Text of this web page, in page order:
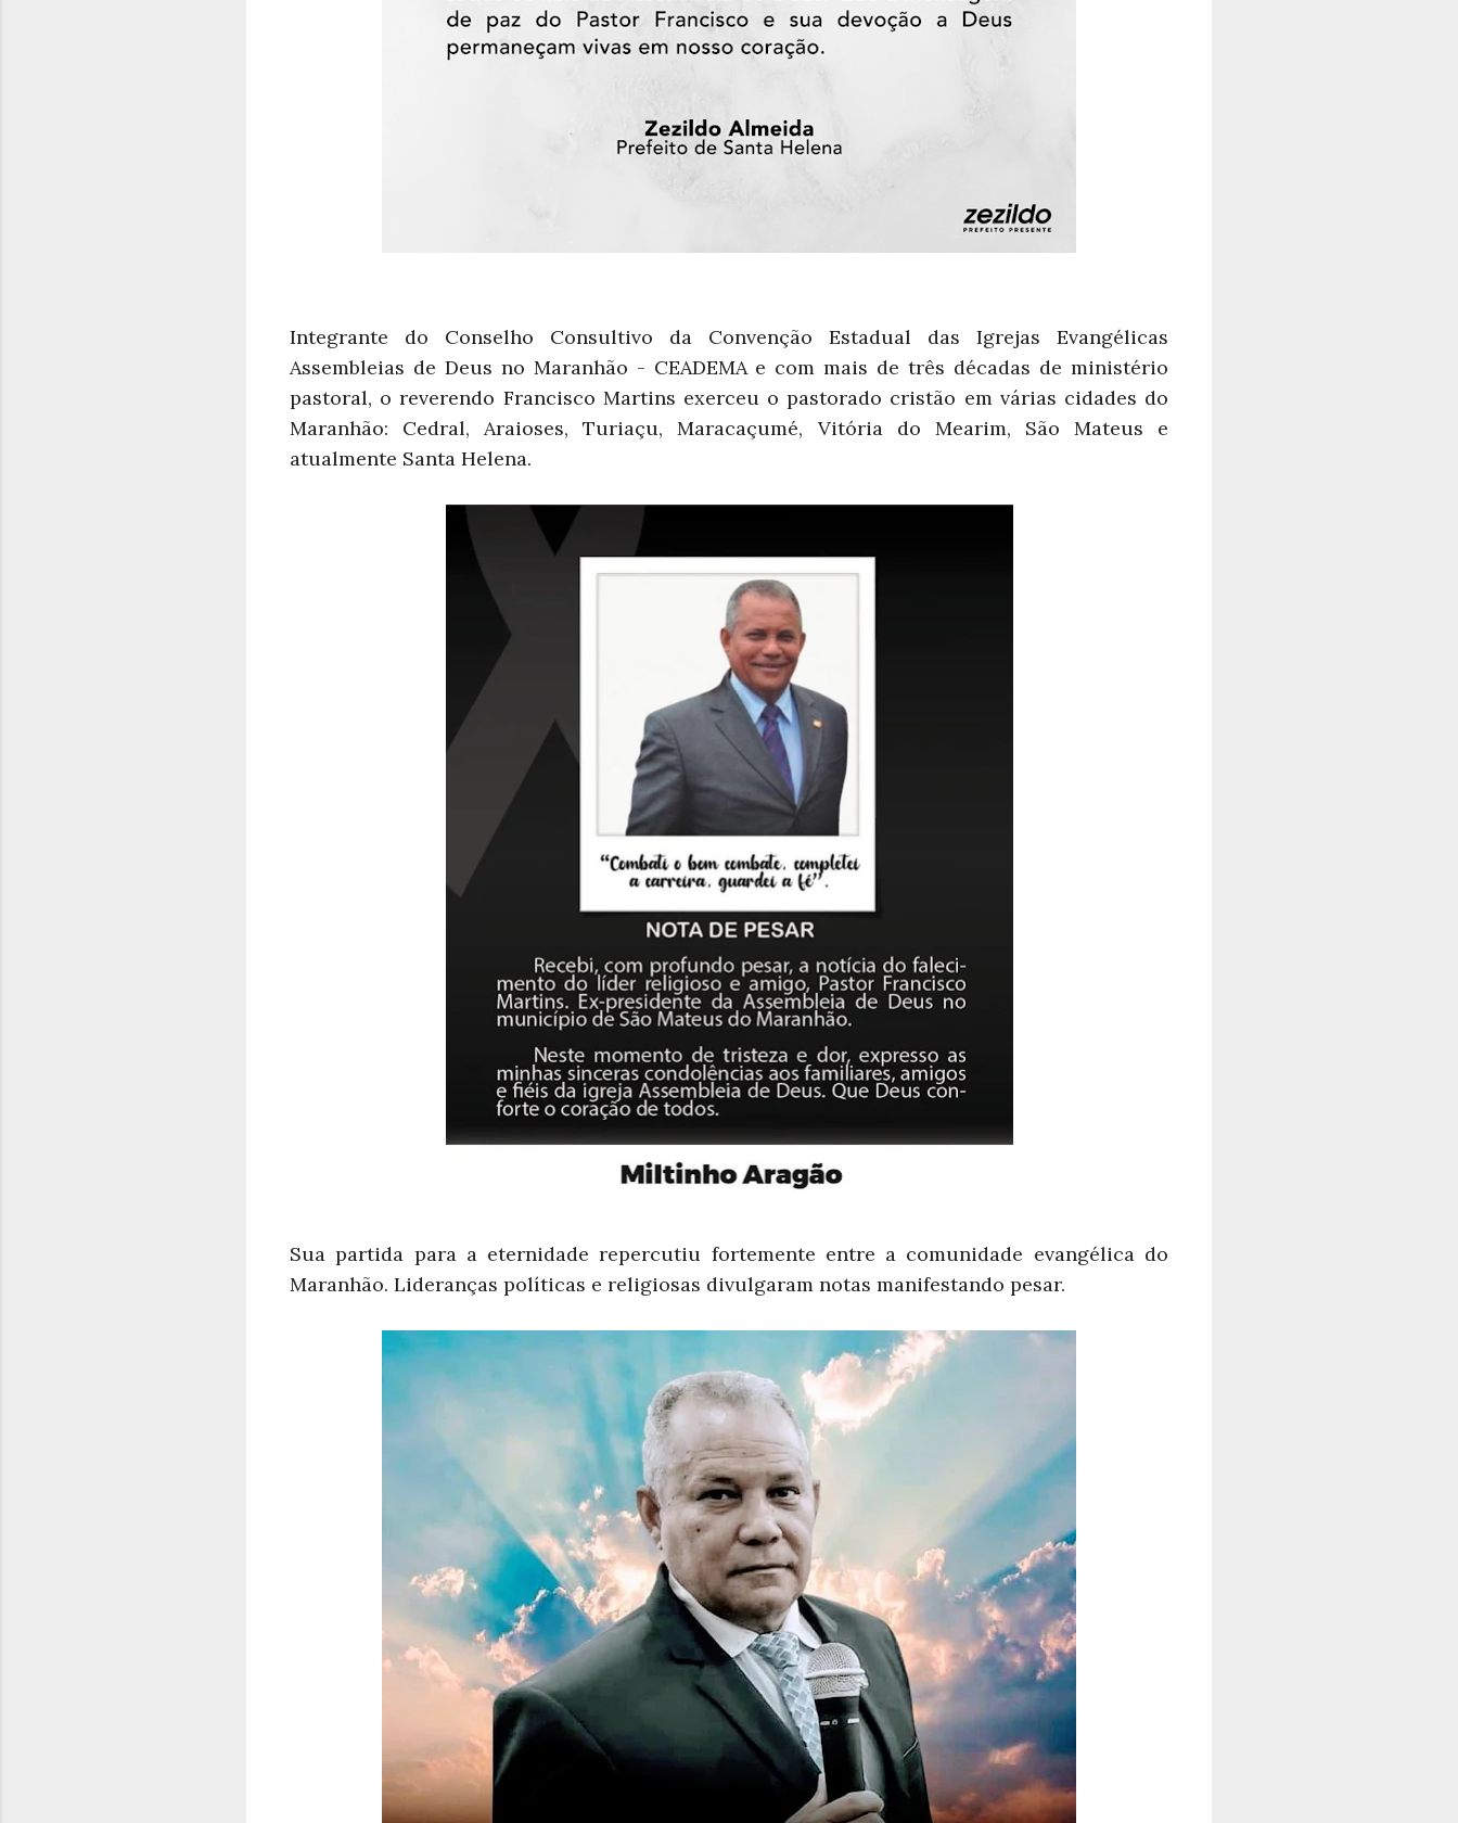
Integrante do Conselho Consultivo da Convenção Estadual das Igrejas Evangélicas
Assembleias de Deus no Maranhão - CEADEMA e com mais de três décadas de ministério
pastoral, o reverendo Francisco Martins exerceu o pastorado cristão em várias cidades do
Maranhão: Cedral, Araioses, Turiaçu, Maracaçumé, Vitória do Mearim, São Mateus e
atualmente Santa Helena.
Sua partida para a eternidade repercutiu fortemente entre a comunidade evangélica do
Maranhão. Lideranças políticas e religiosas divulgaram notas manifestando pesar.